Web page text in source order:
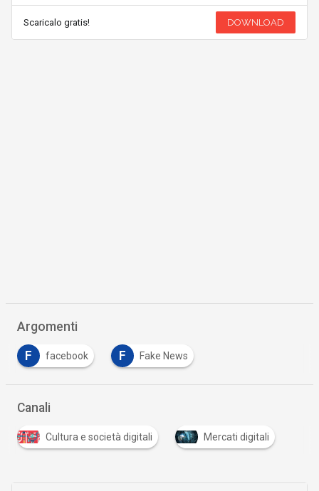
Scaricalo gratis! DOWNLOAD
Argomenti
F facebook F Fake News
Canali
Cultura e società digitali Mercati digitali